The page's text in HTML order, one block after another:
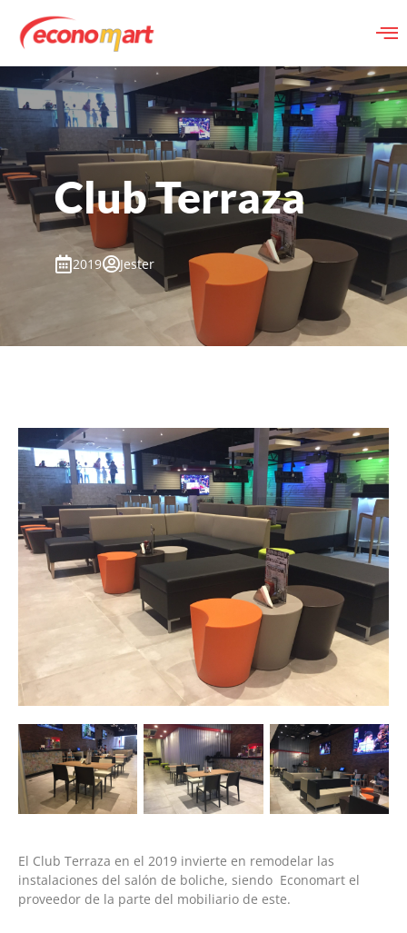
Club Terraza
2019 Jester
El Club Terraza en el 2019 invierte en remodelar las
instalaciones del salón de boliche, siendo Economart el
proveedor de la parte del mobiliario de este.